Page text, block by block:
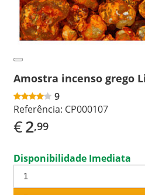
Amostra incenso grego
9
Referência: CP000107
€2,99
Disponibilidade Imediata